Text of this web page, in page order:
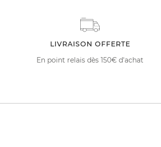
LIVRAISON OFFERTE
En point relais dès 150€ d'achat